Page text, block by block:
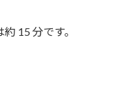
15 分です。